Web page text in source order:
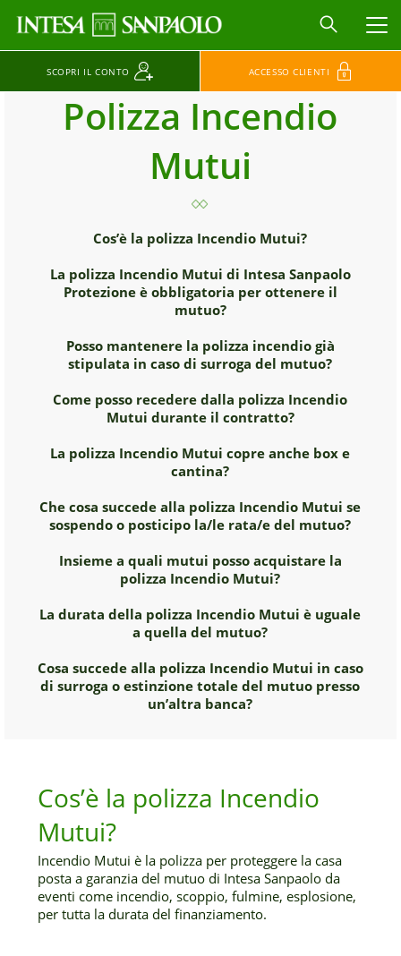
SCOPRI IL CONTO ACCESSO CLIENTI
Polizza Incendio
Mutui
Cos’è la polizza Incendio Mutui?
La polizza Incendio Mutui di Intesa Sanpaolo
Protezione è obbligatoria per ottenere il
mutuo?
Posso mantenere la polizza incendio già
stipulata in caso di surroga del mutuo?
Come posso recedere dalla polizza Incendio
Mutui durante il contratto?
La polizza Incendio Mutui copre anche box e
cantina?
Che cosa succede alla polizza Incendio Mutui se
sospendo o posticipo la/le rata/e del mutuo?
Insieme a quali mutui posso acquistare la
polizza Incendio Mutui?
La durata della polizza Incendio Mutui è uguale
a quella del mutuo?
Cosa succede alla polizza Incendio Mutui in caso
di surroga o estinzione totale del mutuo presso
un’altra banca?
Cos’è la polizza Incendio
Mutui?
Incendio Mutui è la polizza per proteggere la casa
posta a garanzia del mutuo di Intesa Sanpaolo da
eventi come incendio, scoppio, fulmine, esplosione,
per tutta la durata del finanziamento.